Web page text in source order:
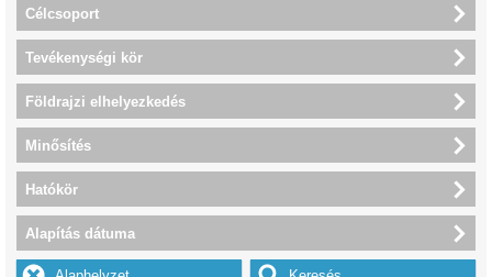
Célcsoport
Tevékenységi kör
Földrajzi elhelyezkedés
Minősítés
Hatókör
Alapítás dátuma